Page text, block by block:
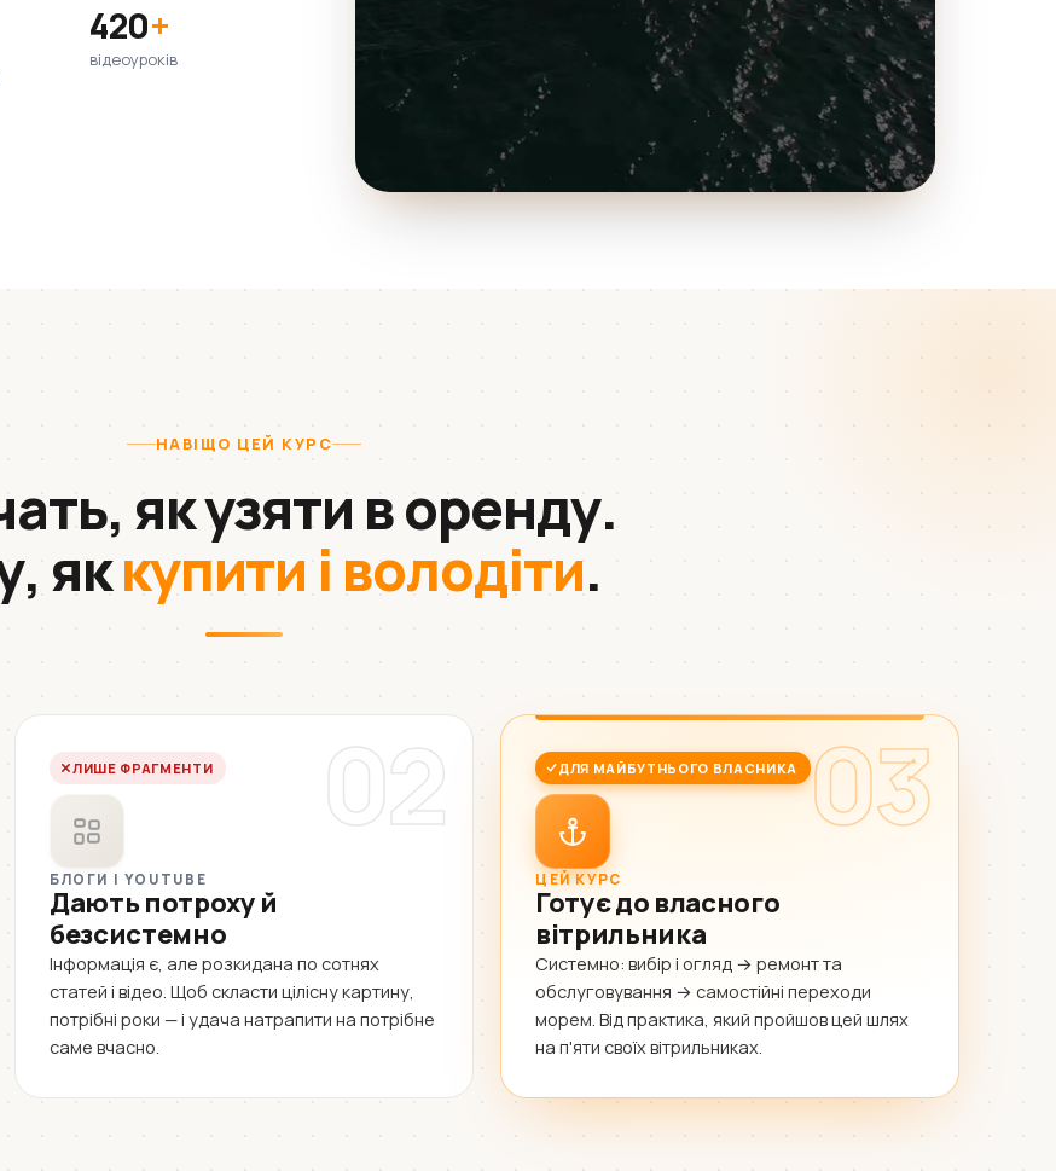
420+
відеоуроків
НАВІЩО ЦЕЙ КУРС
як узяти в оренду.
яккупити і володіти.
02
ЛИШЕ ФРАГМЕНТИ
БЛОГИ І YOUTUBE
Дають потроху й
безсистемно
Інформація є, але розкидана по сотнях
статей і відео. Щоб скласти цілісну картину,
потрібні роки — і удача натрапити на потрібне
саме вчасно.
03
ДЛЯ МАЙБУТНЬОГО ВЛАСНИКА
ЦЕЙ КУРС
Готує до власного
вітрильника
Системно: вибір і огляд → ремонт та
обслуговування → самостійні переходи
морем. Від практика, який пройшов цей шлях
на п'яти своїх вітрильниках.